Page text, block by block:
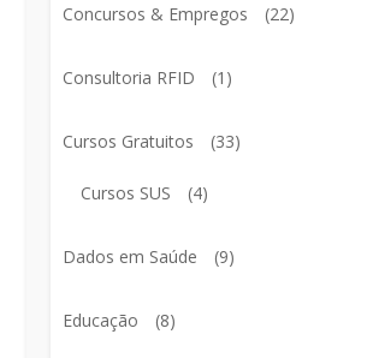
Concursos & Empregos (22)
Consultoria RFID (1)
Cursos Gratuitos (33)
Cursos SUS (4)
Dados em Saúde (9)
Educação (8)